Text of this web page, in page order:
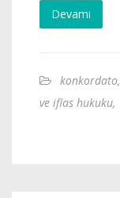
Devamı
konkordato,
ve iflas hukuku,